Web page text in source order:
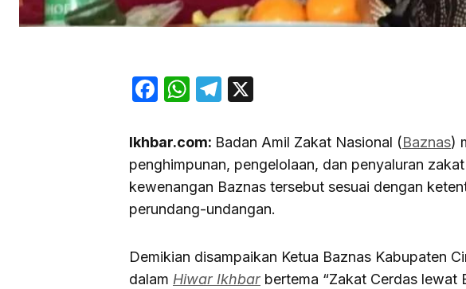
Facebook
WhatsApp
Telegram
Ikhbar.com: Badan Amil Zakat Nasional (Baznas)
penghimpunan, pengelolaan, dan penyaluran
kewenangan Baznas tersebut sesuai dengan
perundang-undangan.
Demikian disampaikan Ketua Baznas Kabupaten
dalam Hiwar Ikhbar bertema “Zakat Cerdas lewat